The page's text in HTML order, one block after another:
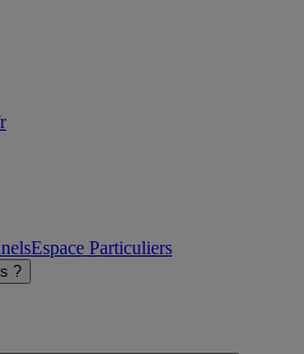
Espace Particuliers
?